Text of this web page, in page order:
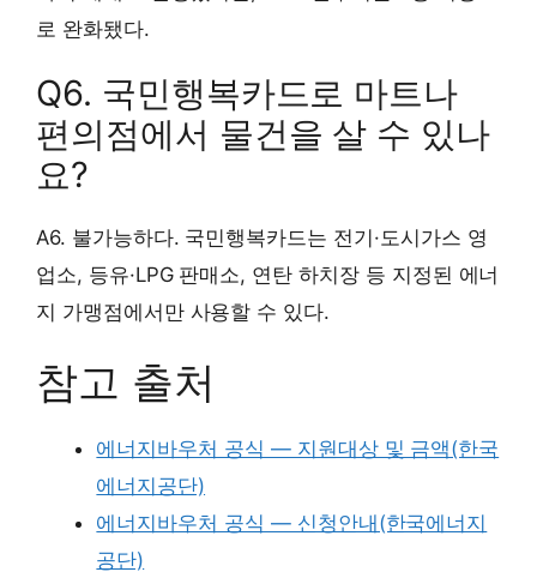
로 완화됐다.
Q6. 국민행복카드로 마트나
편의점에서 물건을 살 수 있나
요?
A6. 불가능하다. 국민행복카드는 전기·도시가스 영
업소, 등유·LPG 판매소, 연탄 하치장 등 지정된 에너
지 가맹점에서만 사용할 수 있다.
참고 출처
에너지바우처 공식 — 지원대상 및 금액(한국
에너지공단)
에너지바우처 공식 — 신청안내(한국에너지
공단)